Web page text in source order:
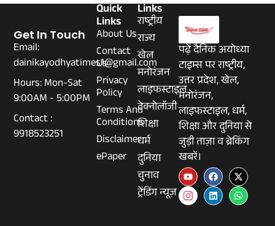
पढ़ें दैनिक अयोध्या
टाइम्स पर राष्ट्रीय,
उत्तर प्रदेश, खेल,
मनोरंजन,
लाइफस्टाइल, धर्म,
शिक्षा और दुनिया से
जुड़ी ताज़ा व ब्रेकिंग
खबरें।
Links
राष्ट्रीय
राज्य
खेल
मनोरंजन
लाइफस्टाइल
टेक्नोलॉजी
शिक्षा
धर्म
दुनिया
चुनाव
ट्रेंडिंग न्यूज़
Quick
Links
About Us
Contact
Us
Privacy
Policy
Terms And
Conditions
Disclaimer
ePaper
Get In Touch
Email:
dainikayodhyatimes1@gmail.com
Hours: Mon-Sat
9:00AM - 5:00PM
Contact :
9918523251